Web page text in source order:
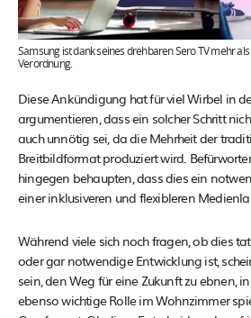
Samsung ist dank seines drehbaren Sero TV mehr
Verordnung.
Diese Ankündigung hat für viel Wirbel in
argumentieren, dass ein solcher Schritt
auch unnötig sei, da die Mehrheit der
Breitbildformat produziert wird.
hingegen behaupten, dass dies ein
einer inklusiveren und flexibleren
Während viele sich noch fragen, ob dies
oder gar notwendige Entwicklung ist,
sein, den Weg für eine Zukunft zu ebnen,
ebenso wichtige Rolle im Wohnzimmer